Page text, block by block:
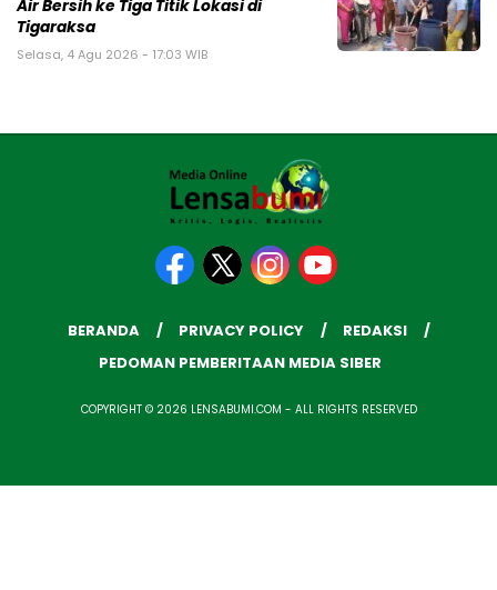
Air Bersih ke Tiga Titik Lokasi di
Tigaraksa
Selasa, 4 Agu 2026 - 17:03 WIB
BERANDA PRIVACY POLICY
REDAKSI
PEDOMAN PEMBERITAAN MEDIA SIBER
COPYRIGHT © 2026 LENSABUMI.COM - ALL RIGHTS RESERVED